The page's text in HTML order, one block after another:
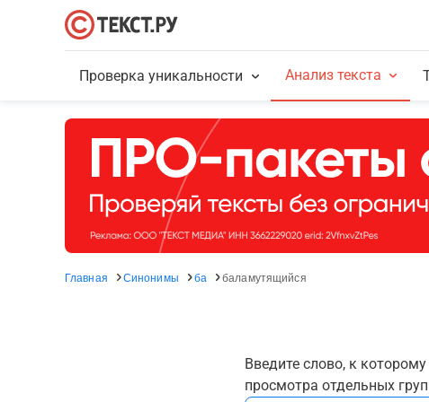
Проверка уникальности Анализ текста
Главная Синонимы ба баламутящийся
Введите слово, к
просмотра отдельных